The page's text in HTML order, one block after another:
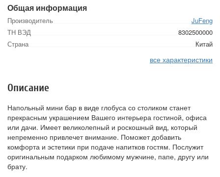
Общая информация
Производитель
JuFeng
ТН ВЭД
8302500000
Страна
Китай
все характеристики
Описание
Напольный мини бар в виде глобуса со столиком станет
прекрасным украшением Вашего интерьера гостиной, офиса
или дачи. Имеет великолепный и роскошный вид, который
непременно привлечет внимание. Поможет добавить
комфорта и эстетики при подаче напитков гостям. Послужит
оригинальным подарком любимому мужчине, папе, другу или
брату.